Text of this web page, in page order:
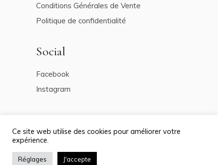
Conditions Générales de Vente
Politique de confidentialité
Social
Facebook
Instagram
Ce site web utilise des cookies pour améliorer votre
expérience.
Réglages J'accepte